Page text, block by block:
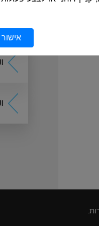
הגנת הפרטיות (אבטחת מידע), וחוק הארכיונים, התשנ״א–1955. בתום התקופה, יימחק המידע או
ושיפור חוויית השימוש
הצ'אט באתר, נאסף
אישור